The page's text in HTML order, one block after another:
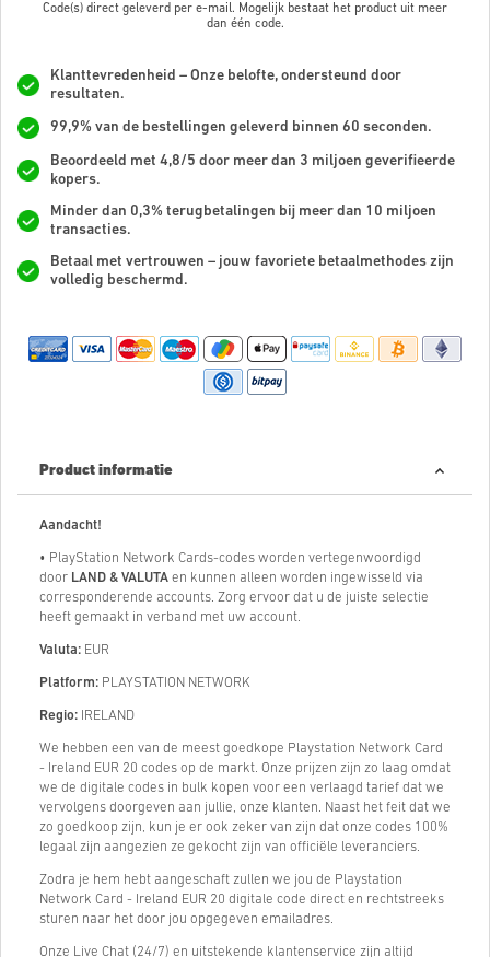
Code(s) direct geleverd per e-mail. Mogelijk bestaat het product uit meer
dan één code.
Klanttevredenheid – Onze belofte, ondersteund door
resultaten.
99,9% van de bestellingen geleverd binnen 60 seconden.
Beoordeeld met 4,8/5 door meer dan 3 miljoen geverifieerde
kopers.
Minder dan 0,3% terugbetalingen bij meer dan 10 miljoen
transacties.
Betaal met vertrouwen – jouw favoriete betaalmethodes zijn
volledig beschermd.
Product informatie
Aandacht!
• PlayStation Network Cards-codes worden vertegenwoordigd
door LAND & VALUTA en kunnen alleen worden ingewisseld via
corresponderende accounts. Zorg ervoor dat u de juiste selectie
heeft gemaakt in verband met uw account.
Valuta: EUR
Platform: PLAYSTATION NETWORK
Regio: IRELAND
We hebben een van de meest goedkope Playstation Network Card
- Ireland EUR 20 codes op de markt. Onze prijzen zijn zo laag omdat
we de digitale codes in bulk kopen voor een verlaagd tarief dat we
vervolgens doorgeven aan jullie, onze klanten. Naast het feit dat we
zo goedkoop zijn, kun je er ook zeker van zijn dat onze codes 100%
legaal zijn aangezien ze gekocht zijn van officiële leveranciers.
Zodra je hem hebt aangeschaft zullen we jou de Playstation
Network Card - Ireland EUR 20 digitale code direct en rechtstreeks
sturen naar het door jou opgegeven emailadres.
Onze Live Chat (24/7) en uitstekende klantenservice zijn altijd